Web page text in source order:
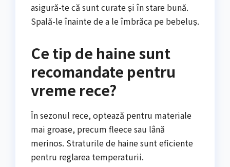
asigură-te că sunt curate și în stare bună.
Spală-le înainte de a le îmbrăca pe bebeluș.
Ce tip de haine sunt
recomandate pentru
vreme rece?
În sezonul rece, optează pentru materiale
mai groase, precum fleece sau lână
merinos. Straturile de haine sunt eficiente
pentru reglarea temperaturii.